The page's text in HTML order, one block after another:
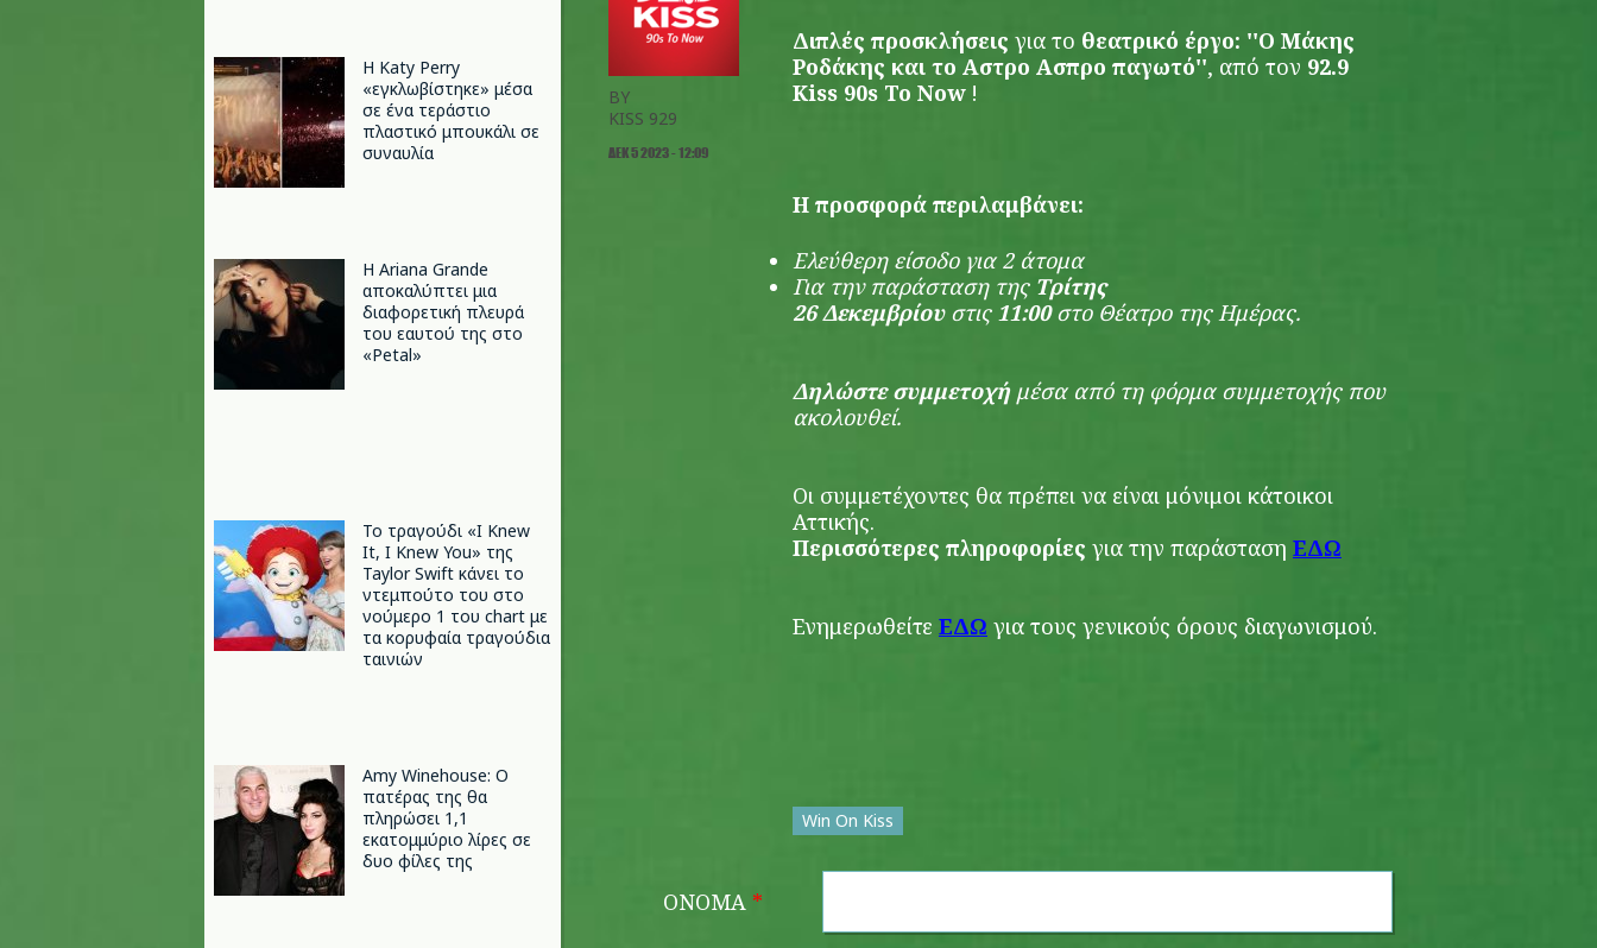
H Katy Perry
«εγκλωβίστηκε» μέσα
σε ένα τεράστιο
πλαστικό μπουκάλι σε
συναυλία
Η Ariana Grande
αποκαλύπτει μια
διαφορετική πλευρά
του εαυτού της στο
«Petal»
Το τραγούδι «I Knew
It, I Knew You» της
Taylor Swift κάνει το
ντεμπούτο του στο
νούμερο 1 του chart με
τα κορυφαία τραγούδια
ταινιών
Amy Winehouse: Ο
πατέρας της θα
πληρώσει 1,1
εκατομμύριο λίρες σε
δυο φίλες της
BY
KISS 929
ΔΕΚ 5 2023 - 12:09
Διπλές προσκλήσεις για το θεατρικό έργο: ''Ο Μάκης
Ροδάκης και το Αστρο Ασπρο παγωτό'', από τον 92.9
Kiss 90s To Now !
H προσφορά περιλαμβάνει:
Eλεύθερη είσοδο για 2 άτομα
Για την παράσταση τηςTρίτης
26 Δεκεμβρίου στις11:00στο Θέατρο της Ημέρας.
Δηλώστε συμμετοχή μέσα από τη φόρμα συμμετοχής που
ακολουθεί.
Οι συμμετέχοντες θα πρέπει να είναι μόνιμοι κάτοικοι
Αττικής.
Περισσότερες πληροφορίες για την παράσταση ΕΔΩ
Ενημερωθείτε ΕΔΩ για τους γενικούς όρους διαγωνισμού.
Win On Kiss
ΌΝΟΜΑ *